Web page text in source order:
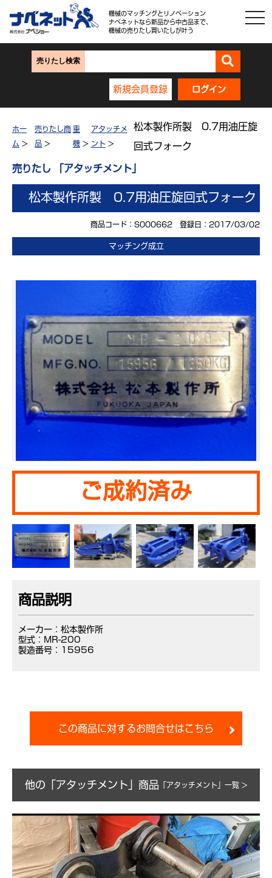
機械のマッチングとリノベーション
ナベネットなら新品から中古品まで、
機械の売りたし買いたしが叶う
売りたし検索
新規会員登録 ログイン
ホー
ム >
売りたし商
品 >
重
機>
アタッチメ
ント >
松本製作所製 0.7用油圧旋
回式フォーク
売りたし 「アタッチメント」
松本製作所製 0.7用油圧旋回式フォーク
商品コード：S000662 登録日：2017/03/02
マッチング成立
ご成約済み
商品説明
メーカー：松本製作所
型式：MR-200
製造番号：15956
この商品に対するお問合せはこちら
他の「アタッチメント」商品 「アタッチメント」一覧 >